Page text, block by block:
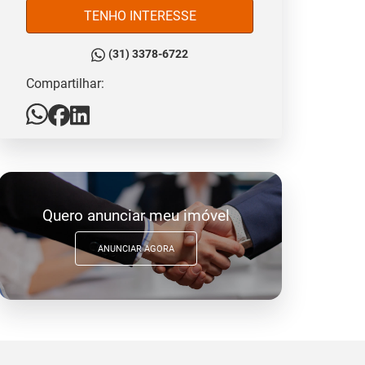
TENHO INTERESSE
(31) 3378-6722
Compartilhar:
Quero anunciar meu imóvel
ANUNCIAR AGORA